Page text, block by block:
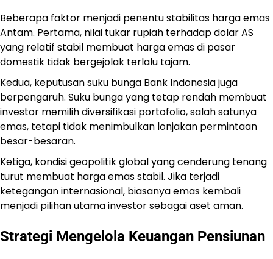
Beberapa faktor menjadi penentu stabilitas harga emas
Antam. Pertama, nilai tukar rupiah terhadap dolar AS
yang relatif stabil membuat harga emas di pasar
domestik tidak bergejolak terlalu tajam.
Kedua, keputusan suku bunga Bank Indonesia juga
berpengaruh. Suku bunga yang tetap rendah membuat
investor memilih diversifikasi portofolio, salah satunya
emas, tetapi tidak menimbulkan lonjakan permintaan
besar-besaran.
Ketiga, kondisi geopolitik global yang cenderung tenang
turut membuat harga emas stabil. Jika terjadi
ketegangan internasional, biasanya emas kembali
menjadi pilihan utama investor sebagai aset aman.
Strategi Mengelola Keuangan Pensiunan